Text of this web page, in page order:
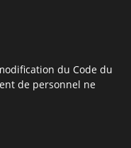
du Code du
de personnel ne